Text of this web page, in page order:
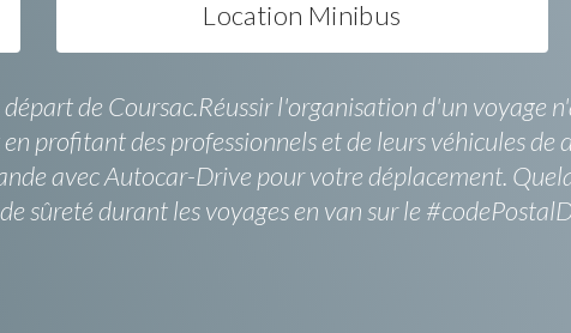
Location Minibus
de Coursac.Réussir l'organisation d'un voyage
profitant des professionnels et de leurs véhicules
avec Autocar-Drive pour votre déplacement.
sûreté durant les voyages en van sur le